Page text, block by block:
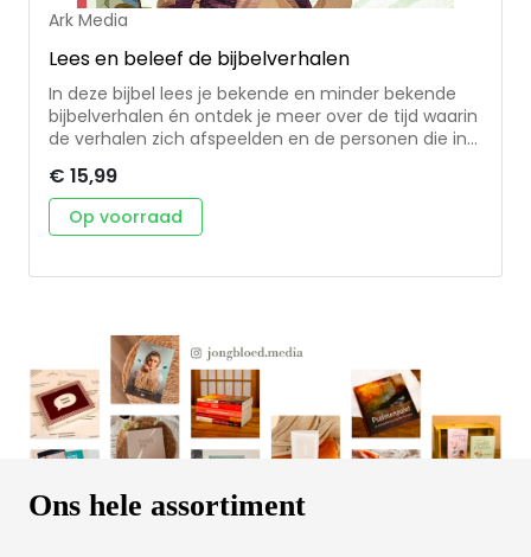
Ark Media
Lees en beleef de bijbelverhalen
In deze bijbel lees je bekende en minder bekende
bijbelverhalen én ontdek je meer over de tijd waarin
de verhalen zich afspeelden en de personen die in
bijbelverhalen, aangevuld met illustraties en
achtergrondinformatie. • Met deze bijbel maak je de
overstap van kinderbijbel naar ‘gewone’ bijbel. •
Geschikt afscheidsgeschenk voor 10+
€ 15,99
Op voorraad
Ons hele assortiment